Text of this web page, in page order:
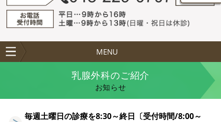
MENU
乳腺外科のご紹介
お知らせ
毎週土曜日の診療を8:30～終日〔受付時間/8:00～